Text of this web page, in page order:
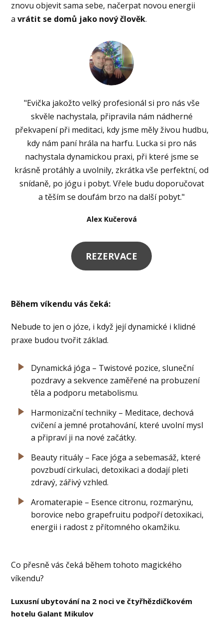
znovu objevit sama sebe, načerpat novou energii
avrátit se domů jako nový člověk.
"Evička jakožto velký profesionál si pro nás vše
skvěle nachystala, připravila nám nádherné
překvapení při meditaci, kdy jsme měly živou hudbu,
kdy nám paní hrála na harfu. Lucka si pro nás
nachystala dynamickou praxi, při které jsme se
krásně protáhly a uvolnily, zkrátka vše perfektní, od
snídaně, po jógu i pobyt. Vřele budu doporučovat
a těším se doufám brzo na další pobyt."
Alex Kučerová
REZERVACE
Během víkendu vás čeká:
Nebude to jen o józe, i když její dynamické i klidné
praxe budou tvořit základ.
Dynamická jóga – Twistové pozice, sluneční
pozdravy a sekvence zaměřené na probuzení
těla a podporu metabolismu.
Harmonizační techniky – Meditace, dechová
cvičení a jemné protahování, které uvolní mysl
a připraví ji na nové začátky.
Beauty rituály – Face jóga a sebemasáž, které
povzbudí cirkulaci, detoxikaci a dodají pleti
zdravý, zářivý vzhled.
Aromaterapie – Esence citronu, rozmarýnu,
borovice nebo grapefruitu podpoří detoxikaci,
energii i radost z přítomného okamžiku.
Co přesně vás čeká během tohoto magického
víkendu?
Luxusní ubytování na 2 noci ve čtyřhězdičkovém
hotelu Galant Mikulov